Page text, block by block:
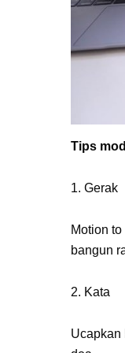
Tips
1. Gerak
Motion
bangun
2. Kata
Ucapkan